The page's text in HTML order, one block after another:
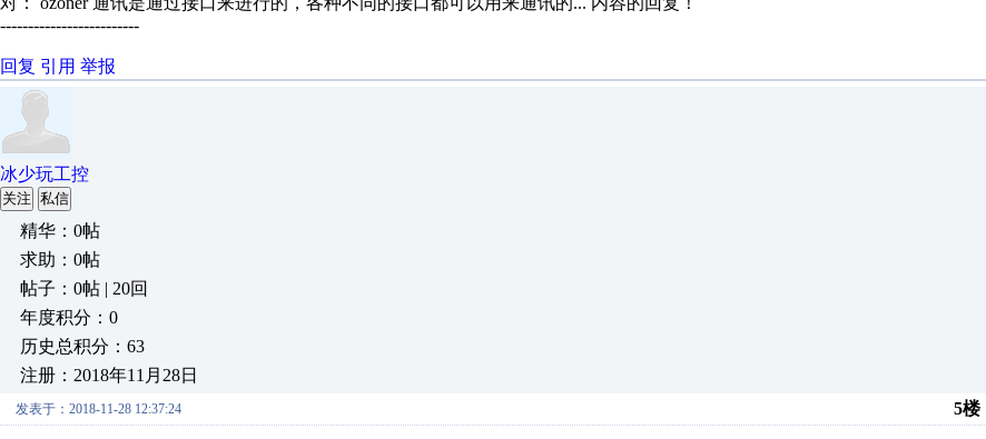
-------------------------
回复 引用 举报
冰少玩工控
关注 私信
精华：0帖
求助：0帖
帖子：0帖 | 20回
年度积分：0
历史总积分：63
注册：2018年11月28日
发表于：2018-11-28 12:37:24 5楼